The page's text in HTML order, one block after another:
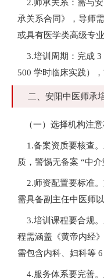
2.师承关系：需与安
承关系合同》，导师
或具有医学类高级专
3.培训周期：完成 3
500 学时临床实践）
二、安阳中医师承
（一）选择机构注意
1.备案资质要核查。
质，警惕无备案 “中介
2.师资配置要标准。
需具备副主任中医师以
3.培训课程要合规。
程需涵盖《黄帝内经
需包含内科、妇科等
4.服务体系要完善。